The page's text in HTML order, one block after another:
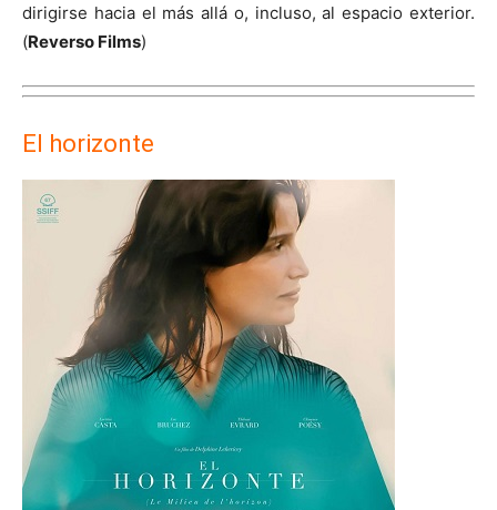
dirigirse hacia el más allá o, incluso, al espacio exterior.
(Reverso Films)
El horizonte